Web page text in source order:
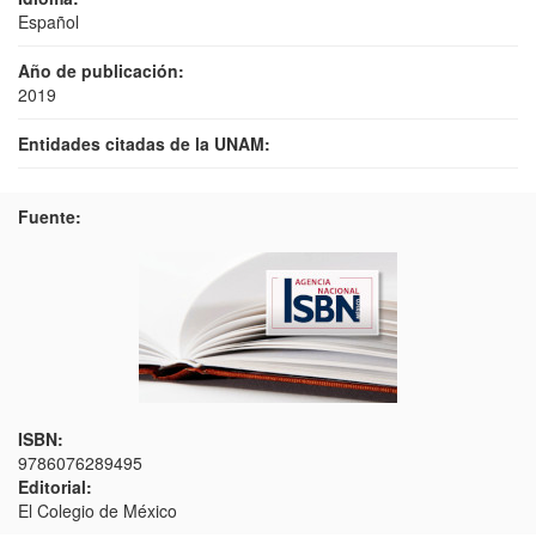
Español
Año de publicación:
2019
Entidades citadas de la UNAM:
Fuente:
ISBN:
9786076289495
Editorial:
El Colegio de México